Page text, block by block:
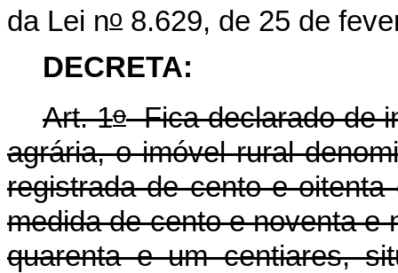
da Lei no 8.629, de 25 de
DECRETA:
Art. 1oFica declarado de
agrária, o imóvel rural
registrada de cento e
medida de cento e noventa e
quarenta e um centiares,